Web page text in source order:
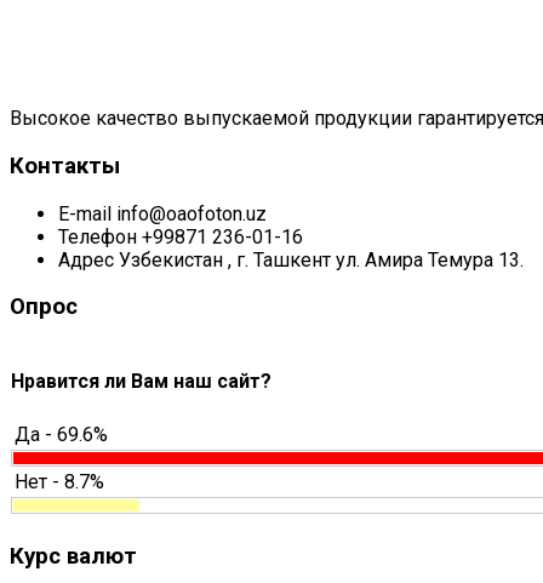
Высокое качество выпускаемой продукции
Контакты
E-mail info@oaofoton.uz
Телефон +99871 236-01-16
Адрес Узбекистан , г. Ташкент ул. Амира Темура 13.
Опрос
Нравится ли Вам наш сайт?
Да - 69.6%
Нет - 8.7%
Курс валют